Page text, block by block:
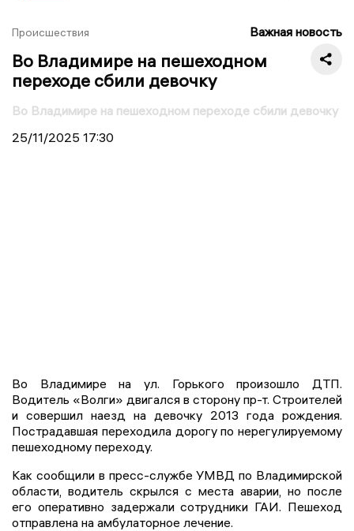
Происшествия Важная новость
Во Владимире на пешеходном
переходе сбили девочку
Во Владимире на пешеходном переходе сбили девочку
25/11/2025 17:30
Во Владимире на ул. Горького произошло ДТП.
Водитель «Волги» двигался в сторону пр-т. Строителей
и совершил наезд на девочку 2013 года рождения.
Пострадавшая переходила дорогу по нерегулируемому
пешеходному переходу.
Как сообщили в пресс-службе УМВД по Владимирской
области, водитель скрылся с места аварии, но после
его оперативно задержали сотрудники ГАИ. Пешеход
отправлена на амбулаторное лечение.